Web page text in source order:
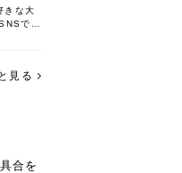
きな大
で知
します
見る
合を